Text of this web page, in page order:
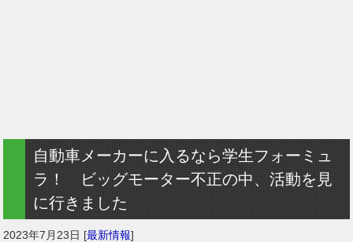
自動車メーカーに入るなら学生フォーミュ
ラ！ ビッグモーター不正の中、活動を見
に行きました
2023年7月23日 [最新情報]